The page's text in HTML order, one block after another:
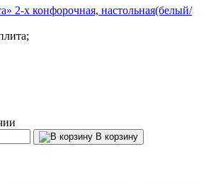
2-х конфорочная, настольная(белый/
В корзину